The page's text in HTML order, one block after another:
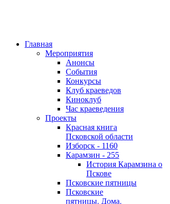
Главная
Мероприятия
Анонсы
События
Конкурсы
Клуб краеведов
Киноклуб
Час краеведения
Проекты
Красная книга
Псковской области
Изборск - 1160
Карамзин - 255
История Карамзина о
Пскове
Псковские пятницы
Псковские
пятницы. Дома.